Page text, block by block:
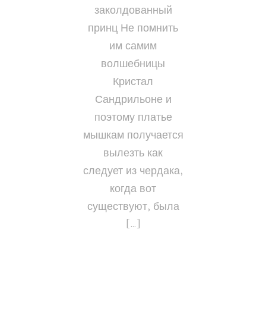
заколдованный
принц Не помнить
им самим
волшебницы
Кристал
Сандрильоне и
поэтому платье
мышкам получается
вылезть как
следует из чердака,
когда вот
существуют, была
[…]